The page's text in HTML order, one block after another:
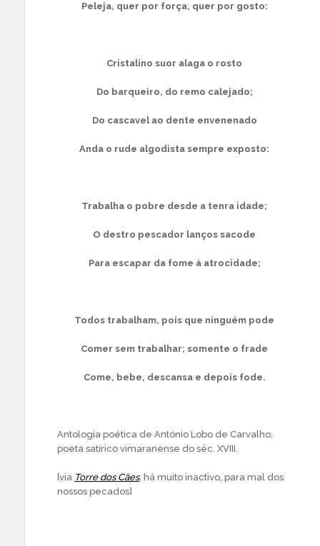
Peleja, quer por força, quer por gosto:
Cristalino suor alaga o rosto
Do barqueiro, do remo calejado;
Do cascavel ao dente envenenado
Anda o rude algodista sempre exposto:
Trabalha o pobre desde a tenra idade;
O destro pescador lanços sacode
Para escapar da fome à atrocidade;
Todos trabalham, pois que ninguém pode
Comer sem trabalhar; somente o frade
Come, bebe, descansa e depois fode.
Antologia poética de António Lobo de Carvalho,
poeta satírico vimaranense do séc. XVIII.
[via Torre dos Cães, há muito inactivo, para mal dos
nossos pecados]